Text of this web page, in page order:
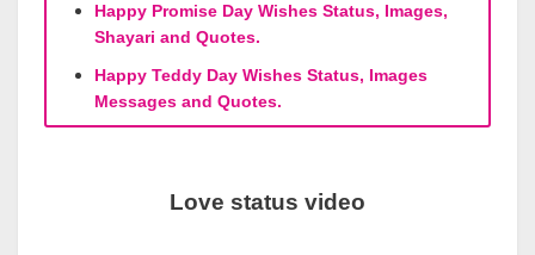
Happy Promise Day Wishes Status, Images,
Shayari and Quotes.
Happy Teddy Day Wishes Status, Images
Messages and Quotes.
Love status video